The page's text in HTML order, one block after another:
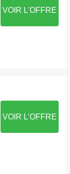
VOIR L'OFFRE
VOIR L'OFFRE